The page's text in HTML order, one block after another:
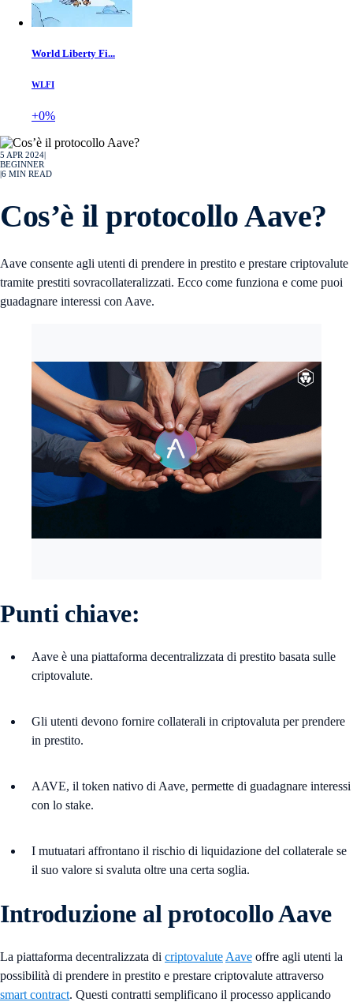
World Liberty Fi...
WLFI
+0%
5 APR 2024
BEGINNER
6 MIN READ
Cos’è il protocollo Aave?
Aave consente agli utenti di prendere in prestito e prestare criptovalute
tramite prestiti sovracollateralizzati. Ecco come funziona e come puoi
guadagnare interessi con Aave.
Punti chiave:
Aave è una piattaforma decentralizzata di prestito basata sulle
criptovalute.
Gli utenti devono fornire collaterali in criptovaluta per prendere
in prestito.
AAVE, il token nativo di Aave, permette di guadagnare interessi
con lo stake.
I mutuatari affrontano il rischio di liquidazione del collaterale se
il suo valore si svaluta oltre una certa soglia.
Introduzione al protocollo Aave
La piattaforma decentralizzata di criptovalute Aave offre agli utenti la
possibilità di prendere in prestito e prestare criptovalute attraverso
smart contract. Questi contratti semplificano il processo applicando